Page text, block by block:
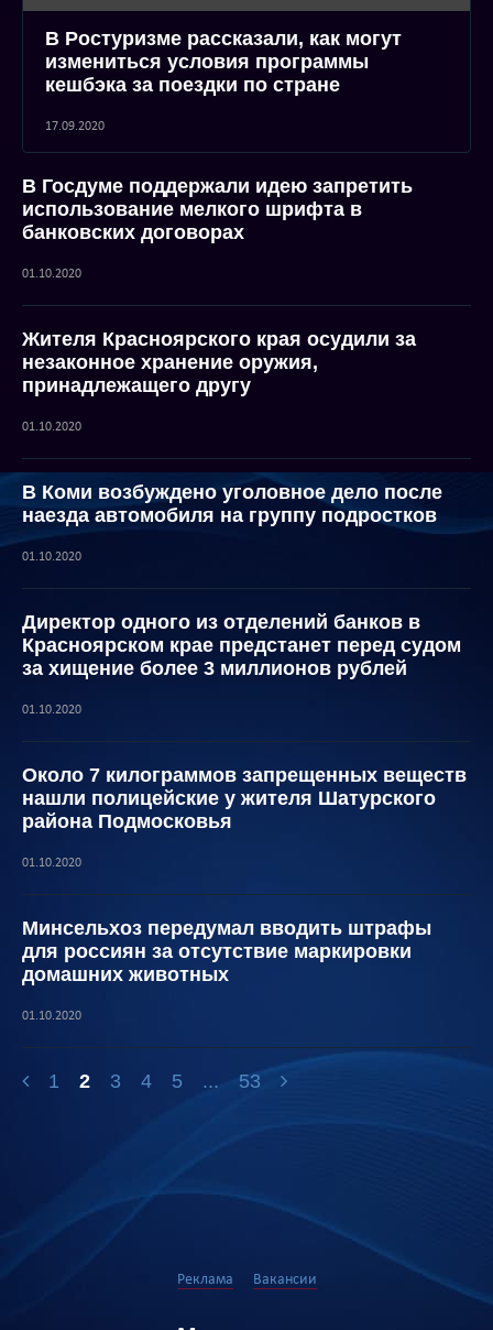
В Ростуризме рассказали, как могут
измениться условия программы
кешбэка за поездки по стране
17.09.2020
В Госдуме поддержали идею запретить
использование мелкого шрифта в
банковских договорах
01.10.2020
Жителя Красноярского края осудили за
незаконное хранение оружия,
принадлежащего другу
01.10.2020
В Коми возбуждено уголовное дело после
наезда автомобиля на группу подростков
01.10.2020
Директор одного из отделений банков в
Красноярском крае предстанет перед судом
за хищение более 3 миллионов рублей
01.10.2020
Около 7 килограммов запрещенных веществ
нашли полицейские у жителя Шатурского
района Подмосковья
01.10.2020
Минсельхоз передумал вводить штрафы
для россиян за отсутствие маркировки
домашних животных
01.10.2020
1 2 3 4 5 ... 53
Реклама Вакансии